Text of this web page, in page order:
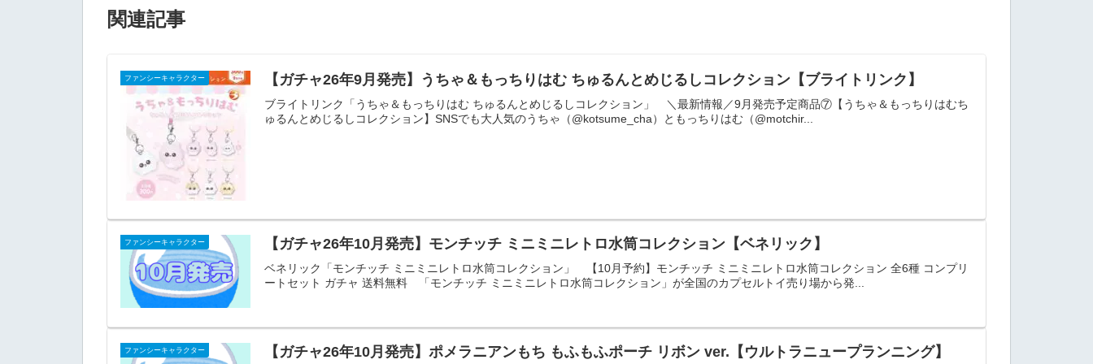
関連記事
ファンシーキャラクター 【ガチャ26年9月発売】うちゃ＆もっちりはむ ちゅるんとめじるしコレクション【ブライトリンク】
ブライトリンク「うちゃ＆もっちりはむ ちゅるんとめじるしコレクション」 ＼最新情報／9月発売予定商品⑦【うちゃ＆もっちりはむち
ゅるんとめじるしコレクション】SNSでも大人気のうちゃ（@kotsume_cha）ともっちりはむ（@motchir...
ファンシーキャラクター 【ガチャ26年10月発売】モンチッチ ミニミニレトロ水筒コレクション【ベネリック】
ベネリック「モンチッチ ミニミニレトロ水筒コレクション」 【10月予約】モンチッチ ミニミニレトロ水筒コレクション 全6種 コンプリ
ートセット ガチャ 送料無料 「モンチッチ ミニミニレトロ水筒コレクション」が全国のカプセルトイ売り場から発...
ファンシーキャラクター 【ガチャ26年10月発売】ポメラニアンもち もふもふポーチ リボン ver.【ウルトラニュープランニング】